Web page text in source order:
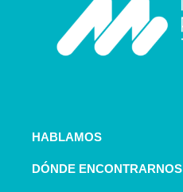
HABLAMOS
DÓNDE ENCONTRARNOS